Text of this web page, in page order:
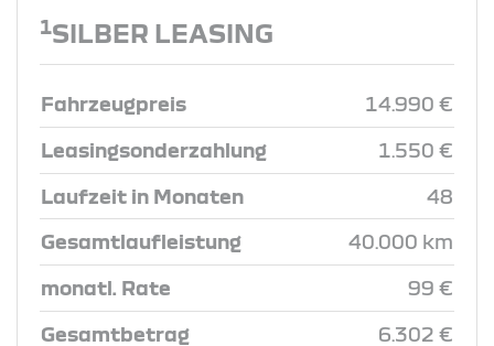
1SILBER LEASING
Fahrzeugpreis 14.990 €
Leasingsonderzahlung 1.550 €
Laufzeit in Monaten 48
Gesamtlaufleistung 40.000 km
monatl. Rate 99 €
Gesamtbetrag 6.302 €